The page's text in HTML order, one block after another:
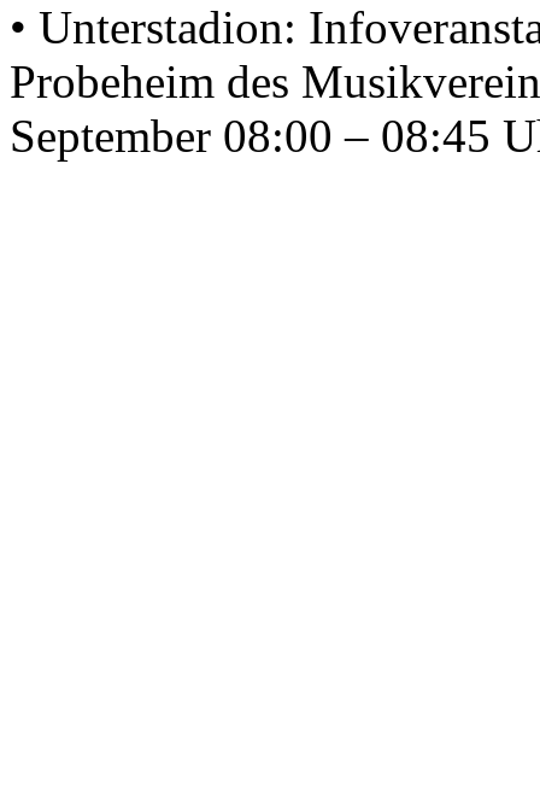
• Unterstadion:
Probeheim des
September 08:00 – 08:45